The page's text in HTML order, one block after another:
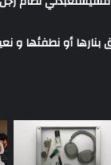
بنارها أو نطفئها